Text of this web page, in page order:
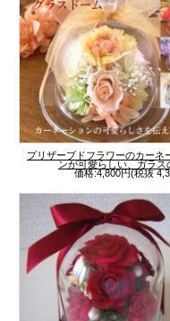
プリザーブドフラワーのカーネ
ンが可愛らしい、ガラス
価格:4,800円(税抜